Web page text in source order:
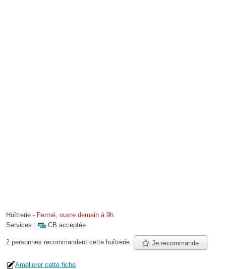
Huîtrerie - Fermé, ouvre demain à 9h
Services :
CB acceptée
2 personnes recommandent cette huîtrerie. Je recommande
Améliorer cette fiche